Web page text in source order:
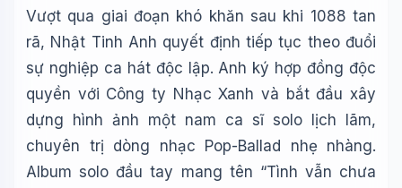
Vượt qua giai đoạn khó khăn sau khi 1088 tan
rã, Nhật Tinh Anh quyết định tiếp tục theo đuổi
sự nghiệp ca hát độc lập. Anh ký hợp đồng độc
quyền với Công ty Nhạc Xanh và bắt đầu xây
dựng hình ảnh một nam ca sĩ solo lịch lãm,
chuyên trị dòng nhạc Pop-Ballad nhẹ nhàng.
Album solo đầu tay mang tên “Tình vẫn chưa